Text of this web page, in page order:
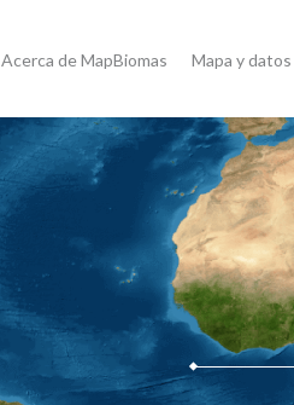
Acerca de MapBiomas Mapa y datos